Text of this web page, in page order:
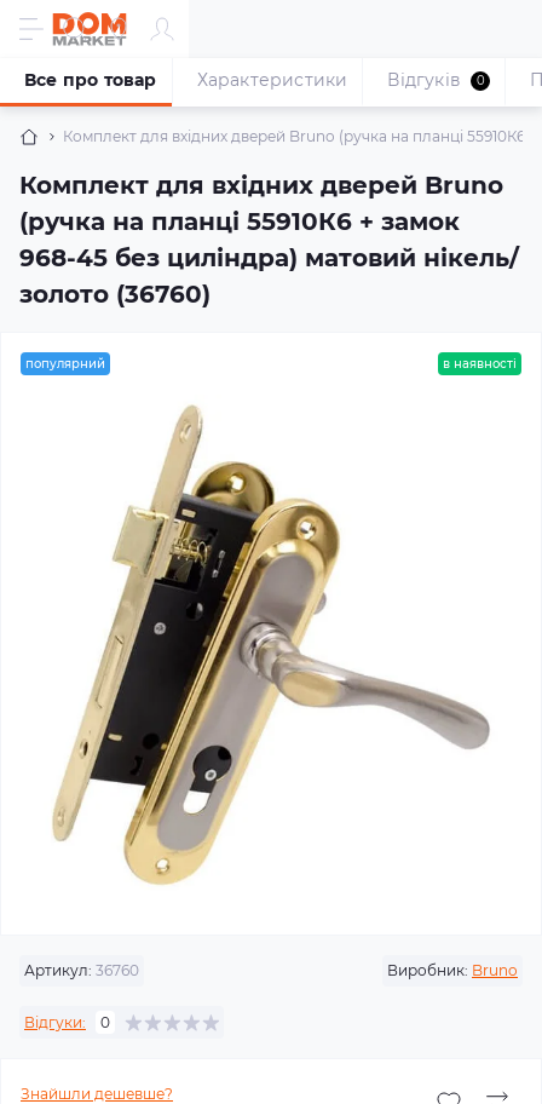
Комплект для вхідних дверей Bruno (ручка на планці 55910К6
Комплект для вхідних дверей Bruno
(ручка на планці 55910К6 + замок
968-45 без циліндра) матовий нікель/
золото (36760)
Все про товар Характеристики Відгуків 0
популярний в наявності
Артикул: 36760 Виробник: Bruno
Відгуки: 0
Знайшли дешевше?